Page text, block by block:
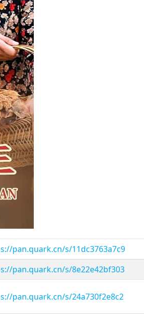
pan.quark.cn/s/11dc3763a7c9
pan.quark.cn/s/8e22e42bf303
pan.quark.cn/s/24a730f2e8c2